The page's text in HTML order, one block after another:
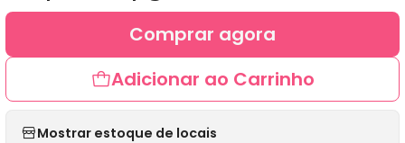
Adicionar ao Carrinho
Comprar agora
Mostrar estoque de locais